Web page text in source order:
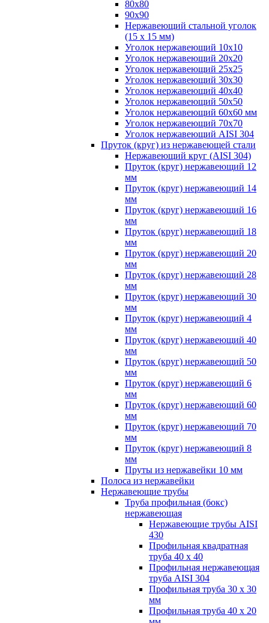
80х80
90х90
Нержавеющий стальной уголок
(15 х 15 мм)
Уголок нержавеющий 10х10
Уголок нержавеющий 20х20
Уголок нержавеющий 25х25
Уголок нержавеющий 30х30
Уголок нержавеющий 40х40
Уголок нержавеющий 50х50
Уголок нержавеющий 60х60 мм
Уголок нержавеющий 70х70
Уголок нержавеющий AISI 304
Пруток (круг) из нержавеющей стали
Нержавеющий круг (AISI 304)
Пруток (круг) нержавеющий 12
мм
Пруток (круг) нержавеющий 14
мм
Пруток (круг) нержавеющий 16
мм
Пруток (круг) нержавеющий 18
мм
Пруток (круг) нержавеющий 20
мм
Пруток (круг) нержавеющий 28
мм
Пруток (круг) нержавеющий 30
мм
Пруток (круг) нержавеющий 4
мм
Пруток (круг) нержавеющий 40
мм
Пруток (круг) нержавеющий 50
мм
Пруток (круг) нержавеющий 6
мм
Пруток (круг) нержавеющий 60
мм
Пруток (круг) нержавеющий 70
мм
Пруток (круг) нержавеющий 8
мм
Пруты из нержавейки 10 мм
Полоса из нержавейки
Нержавеющие трубы
Труба профильная (бокс)
нержавеющая
Нержавеющие трубы AISI
430
Профильная квадратная
труба 40 х 40
Профильная нержавеющая
труба AISI 304
Профильная труба 30 х 30
мм
Профильная труба 40 х 20